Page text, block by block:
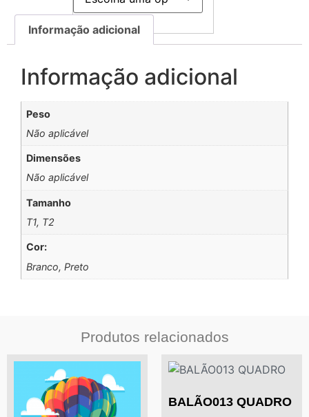
Informação adicional
Informação adicional
Peso
Não aplicável
Dimensões
Não aplicável
Tamanho
T1, T2
Cor:
Branco, Preto
Produtos relacionados
BALÃO013 QUADRO